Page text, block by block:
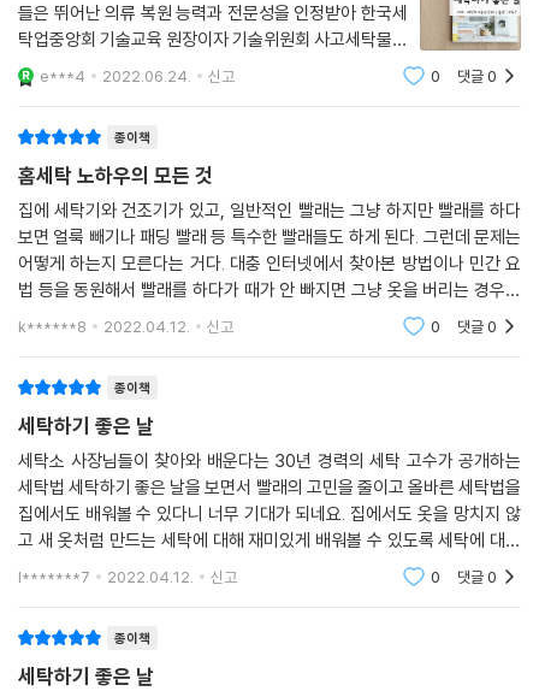
들은 뛰어난 의류 복원 능력과 전문성을 인정받아 한국세
탁업중앙회 기술교육 원장이자 기술위원회 사고세탁물분
쟁조정·복원의원을 맡고 있습니다. KBS2 '2TV 생생정
보', TV조선 '살림 9단의 만물상' MBC '생방송 오늘 아침'
e***4 2022.06.24. 신고 0 댓글0
종이책
홈세탁 노하우의 모든 것
집에 세탁기와 건조기가 있고, 일반적인 빨래는 그냥 하지만 빨래를 하다
보면 얼룩 빼기나 패딩 빨래 등 특수한 빨래들도 하게 된다. 그런데 문제는
어떻게 하는지 모른다는 거다. 대충 인터넷에서 찾아본 방법이나 민간 요
법 등을 동원해서 빨래를 하다가 때가 안 빠지면 그냥 옷을 버리는 경우도
가끔 있다. 워낙 옷이 저렴한 시대이기는 하지만, 이왕이면 괜찮은 옷은 좀
k******8 2022.04.12. 신고 0 댓글0
종이책
세탁하기 좋은 날
세탁소 사장님들이 찾아와 배운다는 30년 경력의 세탁 고수가 공개하는
세탁법 세탁하기 좋은 날을 보면서 빨래의 고민을 줄이고 올바른 세탁법을
집에서도 배워볼 수 있다니 너무 기대가 되네요. 집에서도 옷을 망치지 않
고 새 옷처럼 만드는 세탁에 대해 재미있게 배워볼 수 있도록 세탁에 대한
모든것이 담겨있어요. 세탁 하는 과정을 한눈에 살펴볼 수 있고 세탁 취급
l*******7 2022.04.12. 신고 0 댓글0
종이책
세탁하기 좋은 날